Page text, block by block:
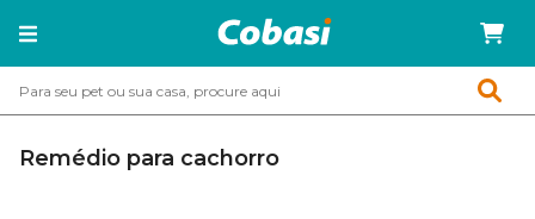
Remédio para cachorro